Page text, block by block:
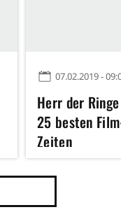
07.02.2019 -
Herr der
25 besten
Zeiten